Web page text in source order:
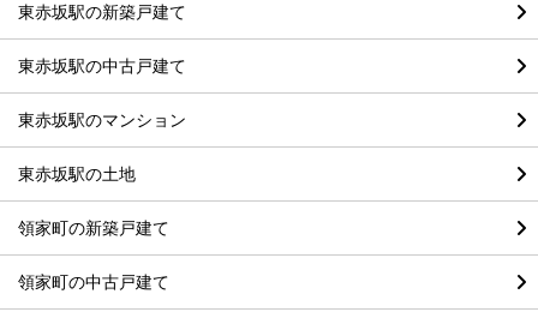
東赤坂駅の新築戸建て
東赤坂駅の中古戸建て
東赤坂駅のマンション
東赤坂駅の土地
領家町の新築戸建て
領家町の中古戸建て